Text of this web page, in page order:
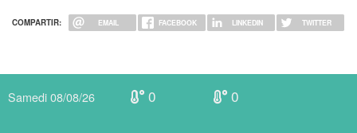
COMPARTIR: EMAIL FACEBOOK LINKEDIN TWITTER
Samedi 08/08/26 0 0